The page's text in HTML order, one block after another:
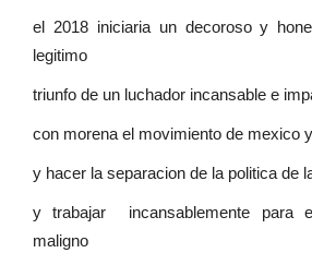
el 2018 iniciaria un decoroso y
legitimo
triunfo de un luchador incansable e
con morena el movimiento de mexico
y hacer la separacion de la politica de
y trabajar incansablemente para
maligno